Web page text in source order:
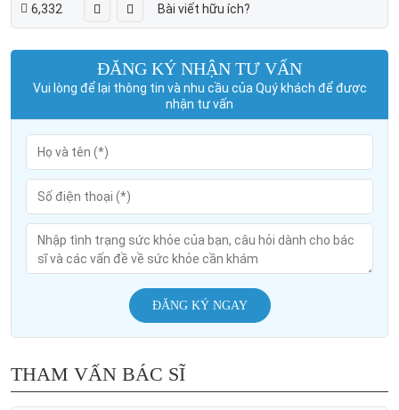
6,332 Bài viết hữu ích?
ĐĂNG KÝ NHẬN TƯ VẤN
Vui lòng để lại thông tin và nhu cầu của Quý khách để được
nhận tư vấn
ĐĂNG KÝ NGAY
THAM VẤN BÁC SĨ